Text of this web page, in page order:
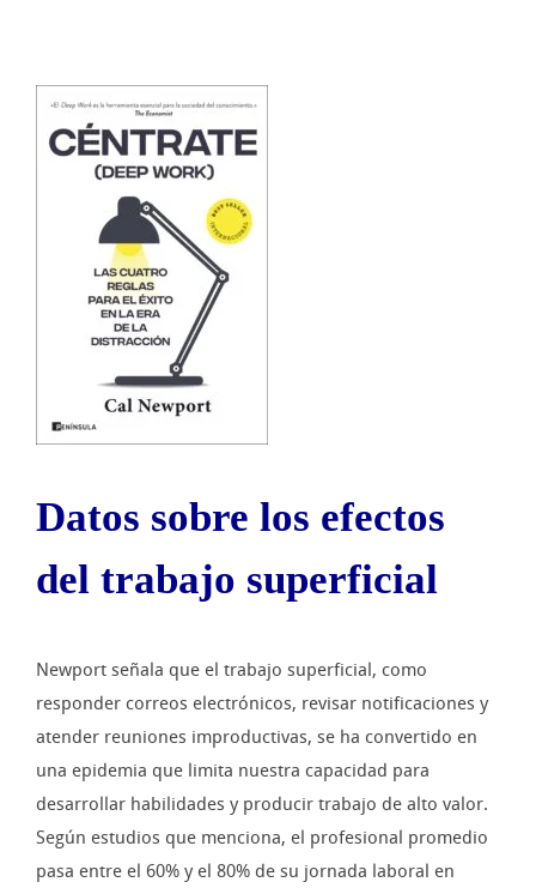
Datos sobre los efectos
del trabajo superficial
Newport señala que el trabajo superficial, como
responder correos electrónicos, revisar notificaciones y
atender reuniones improductivas, se ha convertido en
una epidemia que limita nuestra capacidad para
desarrollar habilidades y producir trabajo de alto valor.
Según estudios que menciona, el profesional promedio
pasa entre el 60% y el 80% de su jornada laboral en